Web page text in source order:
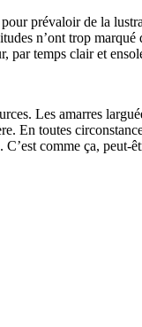
prévaloir de la
n’ont trop
par temps clair et
Les amarres
En toutes
comme ça,